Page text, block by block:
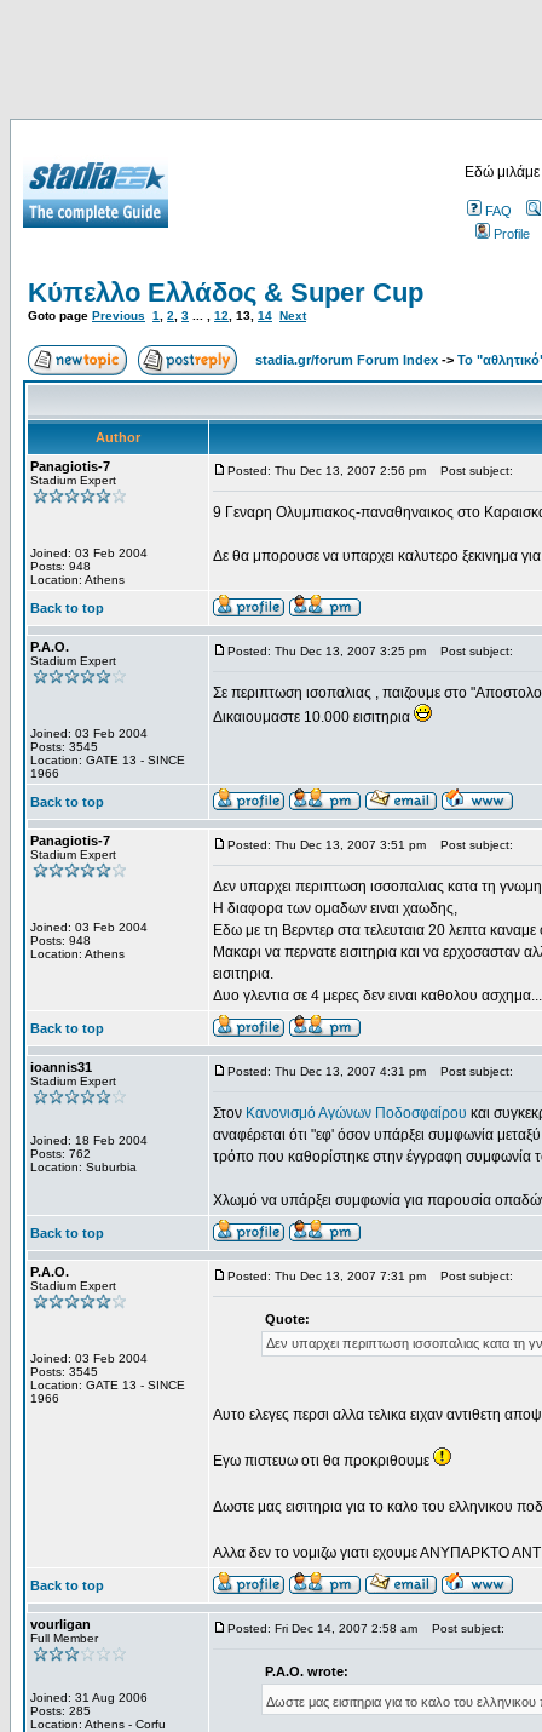
Εδώ
FAQ
Profile
Κύπελλο Ελλάδος & Super Cup
Goto page Previous 1 2 3 12 13 14 Next
stadia.gr/forum Forum Index -> Το
Author
Panagiotis-7
Stadium Expert
Joined: 03 Feb 2004
Posts: 948
Location: Athens
Posted: Thu Dec 13, 2007 2:56 pm Post subject:
9 Γεναρη Ολυμπιακος-παναθηναικος στο
Δε θα μπορουσε να υπαρχει καλυτερο ξεκινημα
Back to top
P.A.O.
Stadium Expert
Joined: 03 Feb 2004
Posts: 3545
Location: GATE 13 - SINCE
1966
Posted: Thu Dec 13, 2007 3:25 pm Post subject:
Σε περιπτωση ισοπαλιας , παιζουμε στο
Δικαιουμαστε 10.000 εισιτηρια
Back to top
Panagiotis-7
Stadium Expert
Joined: 03 Feb 2004
Posts: 948
Location: Athens
Posted: Thu Dec 13, 2007 3:51 pm Post subject:
Δεν υπαρχει περιπτωση ισσοπαλιας κατα τη
Η διαφορα των ομαδων ειναι χαωδης,
Εδω με τη Βερντερ στα τελευταια 20 λεπτα
Μακαρι να περνατε εισιτηρια και να ερχοσασταν
εισιτηρια.
Δυο γλεντια σε 4 μερες δεν ειναι καθολου ασχημα...
Back to top
ioannis31
Stadium Expert
Joined: 18 Feb 2004
Posts: 762
Location: Suburbia
Posted: Thu Dec 13, 2007 4:31 pm Post subject:
Στον Κανονισμό Αγώνων Ποδοσφαίρου και
αναφέρεται ότι "εφ' όσον υπάρξει συμφωνία
τρόπο που καθορίστηκε στην έγγραφη συμφωνία
Χλωμό να υπάρξει συμφωνία για παρουσία
Back to top
P.A.O.
Stadium Expert
Joined: 03 Feb 2004
Posts: 3545
Location: GATE 13 - SINCE
1966
Posted: Thu Dec 13, 2007 7:31 pm Post subject:
Quote:
Δεν υπαρχει περιπτωση ισσοπαλιας κατα τη
Αυτο ελεγες περσι αλλα τελικα ειχαν αντιθετη
Εγω πιστευω οτι θα προκριθουμε
Δωστε μας εισιτηρια για το καλο του ελληνικου
Αλλα δεν το νομιζω γιατι εχουμε ΑΝΥΠΑΡΚΤΟ
Back to top
vourligan
Full Member
Joined: 31 Aug 2006
Posts: 285
Location: Athens - Corfu
Posted: Fri Dec 14, 2007 2:58 am Post subject:
P.A.O. wrote:
Δωστε μας εισιτηρια για το καλο του